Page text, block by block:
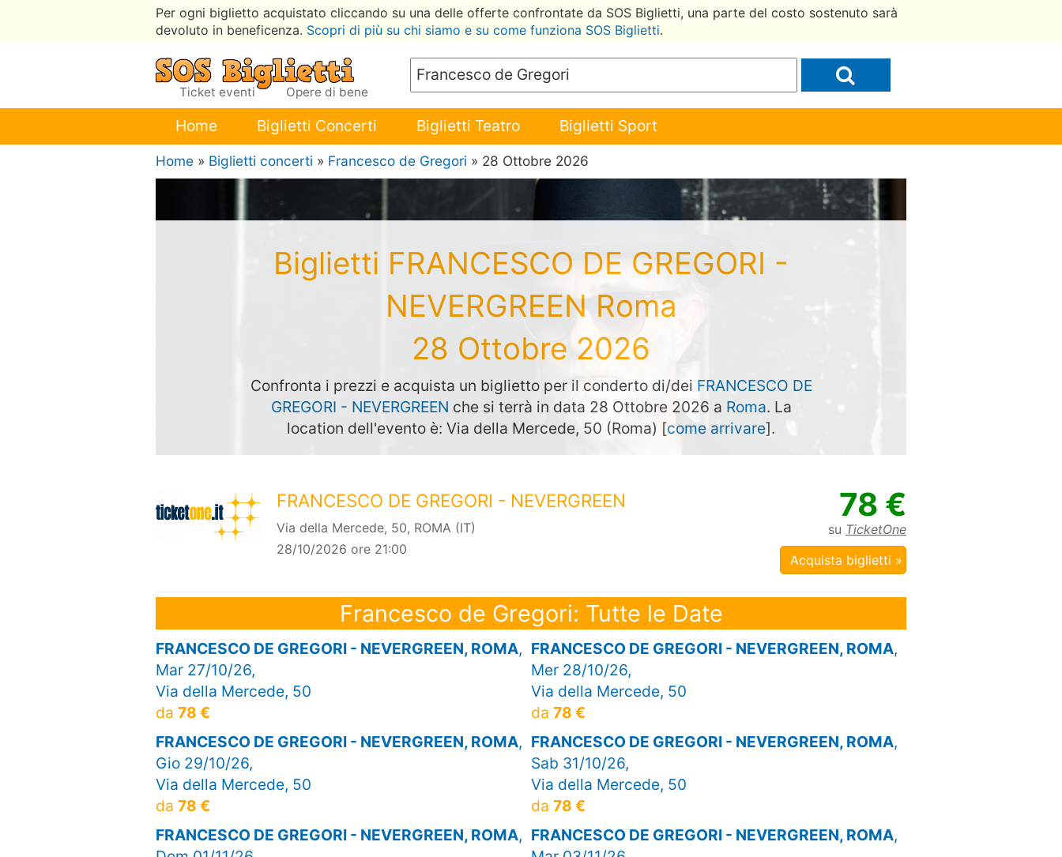
Per ogni biglietto acquistato cliccando su una delle offerte confrontate da SOS Biglietti, una parte del costo sostenuto sarà
devoluto in beneficenza. Scopri di più su chi siamo e su come funziona SOS Biglietti.
Ticket eventi Opere di bene
Home Biglietti Concerti Biglietti Teatro Biglietti Sport
Home » Biglietti concerti » Francesco de Gregori » 28 Ottobre 2026
Biglietti FRANCESCO DE GREGORI -
NEVERGREEN Roma
28 Ottobre 2026
Confronta i prezzi e acquista un biglietto per il conderto di/dei FRANCESCO DE
GREGORI - NEVERGREEN che si terrà in data 28 Ottobre 2026 a Roma. La
location dell'evento è: Via della Mercede, 50 (Roma) [come arrivare].
FRANCESCO DE GREGORI - NEVERGREEN
Via della Mercede, 50, ROMA (IT)
28/10/2026 ore 21:00
78 €
su TicketOne
Acquista biglietti »
Francesco de Gregori: Tutte le Date
FRANCESCO DE GREGORI - NEVERGREEN, ROMA,
Mar 27/10/26,
Via della Mercede, 50
da 78 €
FRANCESCO DE GREGORI - NEVERGREEN, ROMA,
Mer 28/10/26,
Via della Mercede, 50
da 78 €
FRANCESCO DE GREGORI - NEVERGREEN, ROMA,
Gio 29/10/26,
Via della Mercede, 50
da 78 €
FRANCESCO DE GREGORI - NEVERGREEN, ROMA,
Sab 31/10/26,
Via della Mercede, 50
da 78 €
FRANCESCO DE GREGORI - NEVERGREEN, ROMA, FRANCESCO DE GREGORI - NEVERGREEN, ROMA,